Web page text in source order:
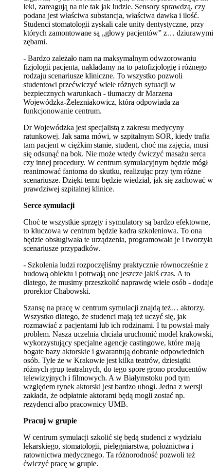
leki, zareagują na nie tak jak ludzie. Sensory sprawdzą, czy
podana jest właściwa substancja, właściwa dawka i ilość.
Studenci stomatologii zyskali całe unity dentystyczne, przy
których zamontowane są „głowy pacjentów” z… dziurawymi
zębami.
- Bardzo zależało nam na maksymalnym odwzorowaniu
fizjologii pacjenta, nakładamy na to patofizjologię i różnego
rodzaju scenariusze kliniczne. To wszystko pozwoli
studentowi przećwiczyć wiele różnych sytuacji w
bezpiecznych warunkach - tłumaczy dr Marzena
Wojewódzka-Żelezniakowicz która odpowiada za
funkcjonowanie centrum.
Dr Wojewódzka jest specjalistą z zakresu medycyny
ratunkowej. Jak sama mówi, w szpitalnym SOR, kiedy trafia
tam pacjent w ciężkim stanie, student, choć ma zajęcia, musi
się odsunąć na bok. Nie może wtedy ćwiczyć masażu serca
czy innej procedury. W centrum symulacyjnym będzie mógł
reanimować fantoma do skutku, realizując przy tym różne
scenariusze. Dzięki temu będzie wiedział, jak się zachować w
prawdziwej szpitalnej klinice.
Serce symulacji
Choć te wszystkie sprzęty i symulatory są bardzo efektowne,
to kluczowa w centrum będzie kadra szkoleniowa. To ona
będzie obsługiwała te urządzenia, programowała je i tworzyła
scenariusze przypadków.
- Szkolenia ludzi rozpoczęliśmy praktycznie równocześnie z
budową obiektu i potrwają one jeszcze jakiś czas. A to
dlatego, że musimy przeszkolić naprawdę wiele osób - dodaje
prorektor Chabowski.
Szansę na pracę w centrum symulacji znajdą też… aktorzy.
Wszystko dlatego, że studenci mają też uczyć się, jak
rozmawiać z pacjentami lub ich rodzinami. I tu powstał mały
problem. Nasza uczelnia chciała uruchomić model krakowski,
wykorzystujący specjalne agencje castingowe, które mają
bogate bazy aktorskie i gwarantują dobranie odpowiednich
osób. Tyle że w Krakowie jest kilka teatrów, dziesiątki
różnych grup teatralnych, do tego spore grono producentów
telewizyjnych i filmowych. A w Białymstoku pod tym
względem rynek aktorski jest bardzo ubogi. Jedna z wersji
zakłada, że odpłatnie aktorami będą mogli zostać np.
rezydenci albo pracownicy UMB.
Pracuj w grupie
W centrum symulacji szkolić się będą studenci z wydziału
lekarskiego, stomatologii, pielęgniarstwa, położnictwa i
ratownictwa medycznego. Ta różnorodność pozwoli też
ćwiczyć pracę w grupie.